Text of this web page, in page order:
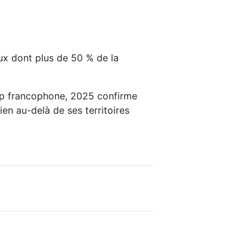
dont plus de 50 % de la
francophone, 2025 confirme
au-delà de ses territoires